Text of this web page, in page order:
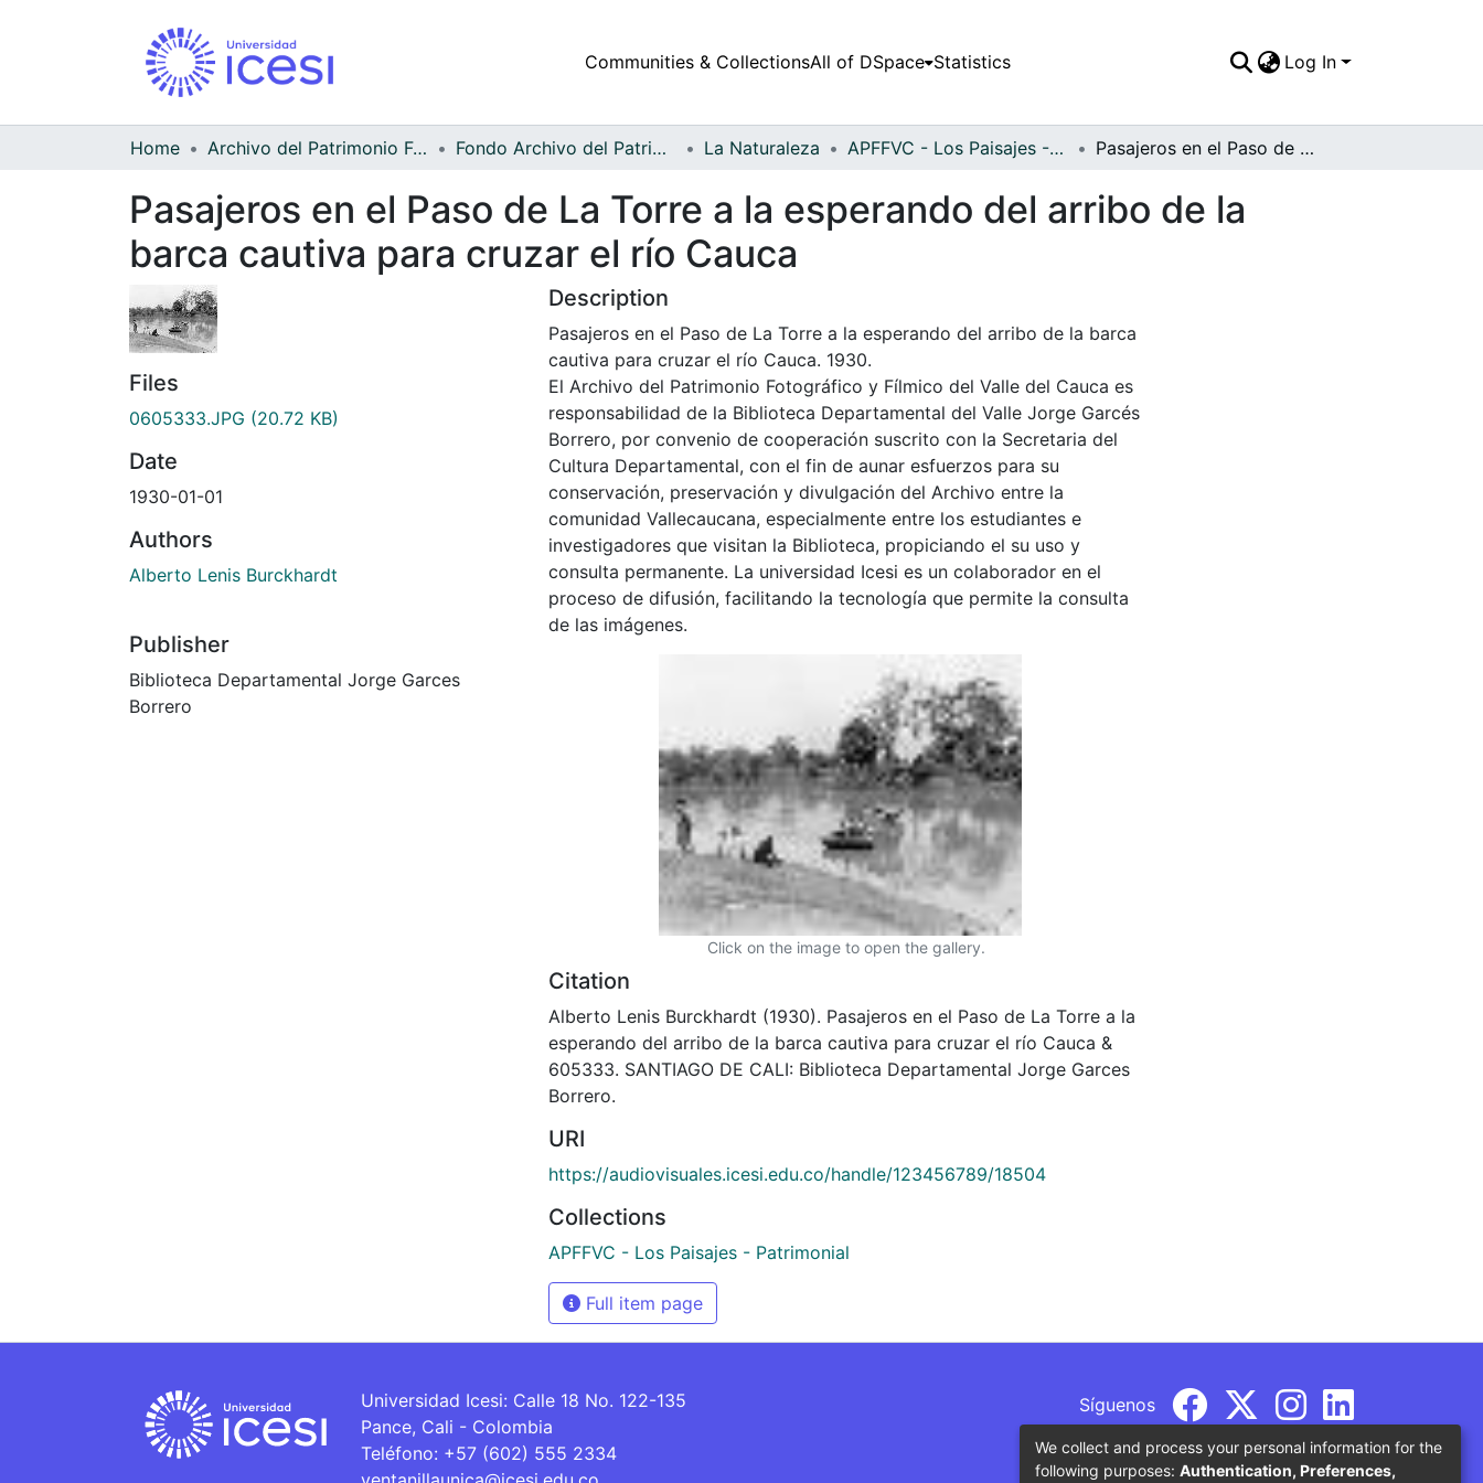
Communities & CollectionsAll of DSpace Statistics Log In
Home Archivo del Patrimonio Fotográfico y Fílmico del Valle del Cauca Fondo Archivo del Patrimonio Fotográfico y Fílmico del Valle del Cauca La Naturaleza APFFVC - Los Paisajes - Patrimonial Pasajeros en el Paso de La Torre a la esperando del arribo de la barca cautiva para cruzar el río Cauca
Pasajeros en el Paso de La Torre a la esperando del arribo de la
barca cautiva para cruzar el río Cauca
Files
0605333.JPG (20.72 KB)
Date
1930-01-01
Authors
Alberto Lenis Burckhardt
Publisher
Biblioteca Departamental Jorge Garces
Borrero
Description
Pasajeros en el Paso de La Torre a la esperando del arribo de la barca
cautiva para cruzar el río Cauca. 1930.
El Archivo del Patrimonio Fotográfico y Fílmico del Valle del Cauca es
responsabilidad de la Biblioteca Departamental del Valle Jorge Garcés
Borrero, por convenio de cooperación suscrito con la Secretaria del
Cultura Departamental, con el fin de aunar esfuerzos para su
conservación, preservación y divulgación del Archivo entre la
comunidad Vallecaucana, especialmente entre los estudiantes e
investigadores que visitan la Biblioteca, propiciando el su uso y
consulta permanente. La universidad Icesi es un colaborador en el
proceso de difusión, facilitando la tecnología que permite la consulta
de las imágenes.
Click on the image to open the gallery.
Citation
Alberto Lenis Burckhardt (1930). Pasajeros en el Paso de La Torre a la
esperando del arribo de la barca cautiva para cruzar el río Cauca &
605333. SANTIAGO DE CALI: Biblioteca Departamental Jorge Garces
Borrero.
URI
https://audiovisuales.icesi.edu.co/handle/123456789/18504
Collections
APFFVC - Los Paisajes - Patrimonial
Full item page
Universidad Icesi: Calle 18 No. 122-135
Pance, Cali - Colombia
Teléfono: +57 (602) 555 2334
Síguenos
We collect and process your personal information for the
following purposes: Authentication, Preferences,